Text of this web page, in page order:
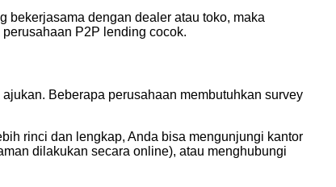
bekerjasama dengan dealer atau toko, maka
P2P lending cocok.
Beberapa perusahaan membutuhkan survey
rinci dan lengkap, Anda bisa mengunjungi kantor
dilakukan secara online), atau menghubungi